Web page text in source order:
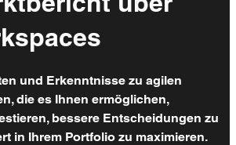
und Erkenntnisse zu agilen
die es Ihnen ermöglichen,
bessere Entscheidungen zu
in Ihrem Portfolio zu maximieren.